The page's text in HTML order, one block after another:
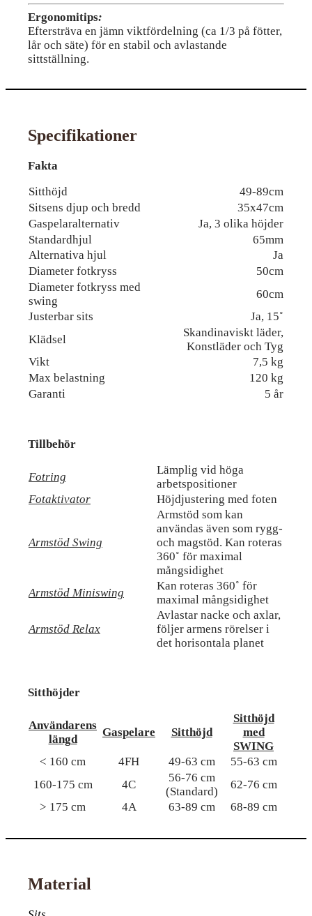
Ergonomitips:
Eftersträva en jämn viktfördelning (ca 1/3 på fötter,
lår och säte) för en stabil och avlastande
sittställning.
Specifikationer
Fakta
Sitthöjd
49-89cm
Sitsens djup och bredd
35x47cm
Gaspelaralternativ
Ja, 3 olika höjder
Standardhjul
65mm
Alternativa hjul
Ja
Diameter fotkryss
50cm
Diameter fotkryss med
swing
60cm
Justerbar sits
Ja, 15˚
Klädsel
Skandinaviskt läder,
Konstläder och Tyg
Vikt
7,5 kg
Max belastning
120 kg
Garanti
5 år
Tillbehör
Fotring
Lämplig vid höga
arbetspositioner
Fotaktivator
Höjdjustering med foten
Armstöd Swing
Armstöd som kan
användas även som rygg-
och magstöd. Kan roteras
360˚ för maximal
mångsidighet
Armstöd Miniswing
Kan roteras 360˚ för
maximal mångsidighet
Armstöd Relax
Avlastar nacke och axlar,
följer armens rörelser i
det horisontala planet
Sitthöjder
Användarens
längd
Gaspelare Sitthöjd
Sitthöjd
med
SWING
< 160 cm
4FH 49-63 cm
55-63 cm
160-175 cm
4C
56-76 cm
(Standard)
62-76 cm
> 175 cm
4A 63-89 cm 68-89 cm
Material